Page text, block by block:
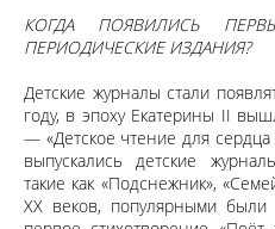
КОГДА ПОЯВИЛИСЬ
ПЕРИОДИЧЕСКИЕ ИЗДАНИЯ?
Детские журналы стали
году, в эпоху Екатерины II
— «Детское чтение для сердца
выпускались детские
такие как «Подснежник»,
XX веков, популярными